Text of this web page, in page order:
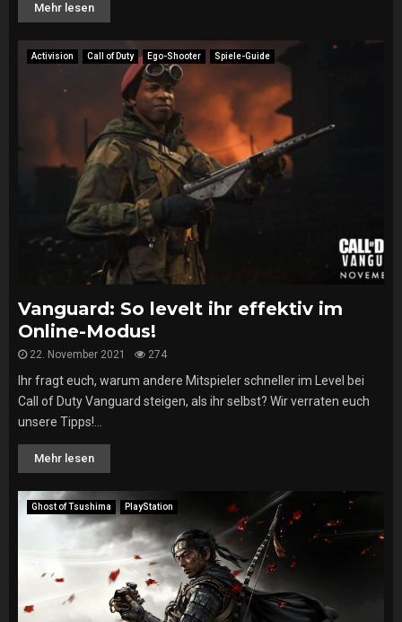
Mehr lesen
Activision Call of Duty Ego-Shooter Spiele-Guide
Vanguard: So levelt ihr effektiv im
Online-Modus!
22. November 2021 274
Ihr fragt euch, warum andere Mitspieler schneller im Level bei
Call of Duty Vanguard steigen, als ihr selbst? Wir verraten euch
unsere Tipps!...
Mehr lesen
Ghost of Tsushima PlayStation